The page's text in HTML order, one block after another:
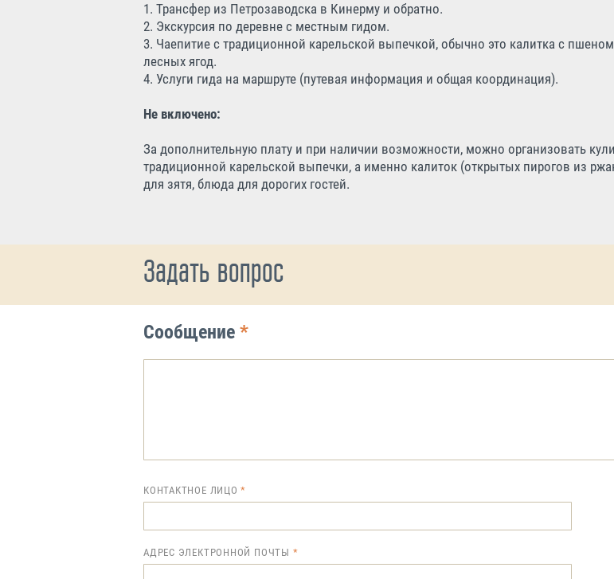
1. Трансфер из Петрозаводска в Кинерму и обратно.
2. Экскурсия по деревне с местным гидом.
3. Чаепитие с традиционной карельской выпечкой, обычно это калитка с
лесных ягод.
4. Услуги гида на маршруте (путевая информация и общая координация).
Не включено:
За дополнительную плату и при наличии возможности, можно организовать
традиционной карельской выпечки, а именно калиток (открытых пирогов из
для зятя, блюда для дорогих гостей.
Задать вопрос
Сообщение *
КОНТАКТНОЕ ЛИЦО
АДРЕС ЭЛЕКТРОННОЙ ПОЧТЫ